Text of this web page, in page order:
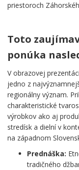
priestoroch
Toto
ponúka
V obrazovej
jedno z
regionálny význam.
charakteristické
výrobkov ako aj
stredísk a dielní v
na západnom
Prednáška:
tradičného